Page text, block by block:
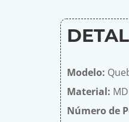
Modelo:
Material:
Número de